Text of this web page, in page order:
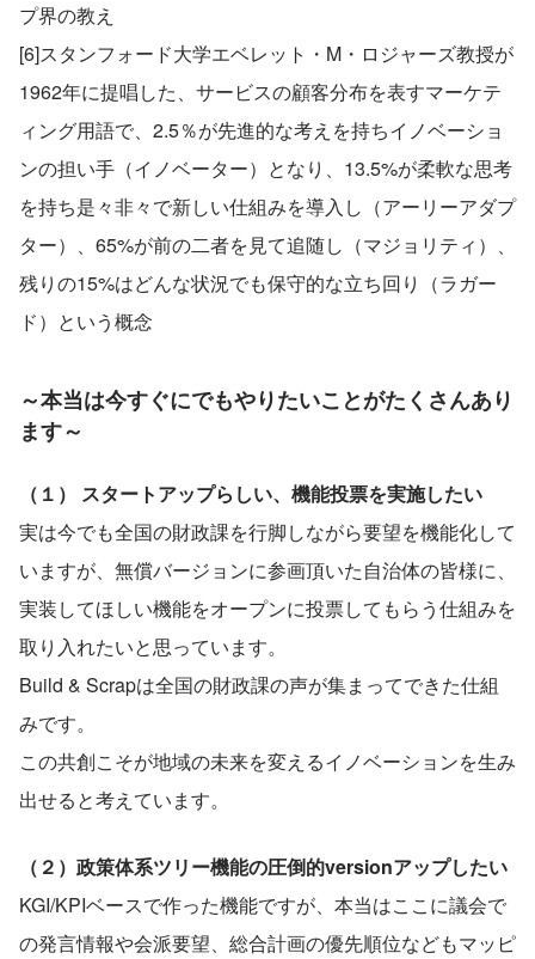
プ界の教え
[6]スタンフォード大学エベレット・M・ロジャーズ教授が
1962年に提唱した、サービスの顧客分布を表すマーケテ
ィング用語で、2.5％が先進的な考えを持ちイノベーショ
ンの担い手（イノベーター）となり、13.5%が柔軟な思考
を持ち是々非々で新しい仕組みを導入し（アーリーアダプ
ター）、65%が前の二者を見て追随し（マジョリティ）、
残りの15%はどんな状況でも保守的な立ち回り（ラガー
ド）という概念
～本当は今すぐにでもやりたいことがたくさんあり
ます～
（１） スタートアップらしい、機能投票を実施したい
実は今でも全国の財政課を行脚しながら要望を機能化して
いますが、無償バージョンに参画頂いた自治体の皆様に、
実装してほしい機能をオープンに投票してもらう仕組みを
取り入れたいと思っています。
Build & Scrapは全国の財政課の声が集まってできた仕組
みです。
この共創こそが地域の未来を変えるイノベーションを生み
出せると考えています。
（２）政策体系ツリー機能の圧倒的versionアップしたい
KGI/KPIベースで作った機能ですが、本当はここに議会で
の発言情報や会派要望、総合計画の優先順位などもマッピ